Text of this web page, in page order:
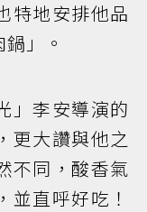
特地安排他品
」。
」李安導演的
更大讚與他之
不同，酸香氣
直呼好吃！